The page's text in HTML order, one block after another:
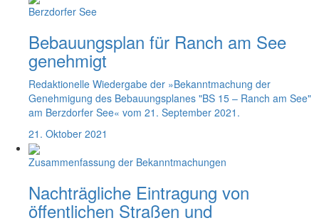
Berzdorfer See
Bebauungsplan für Ranch am See
genehmigt
Redaktionelle Wiedergabe der »Bekanntmachung der
Genehmigung des Bebauungsplanes "BS 15 – Ranch am See"
am Berzdorfer See« vom 21. September 2021.
21. Oktober 2021
Zusammenfassung der Bekanntmachungen
Nachträgliche Eintragung von
öffentlichen Straßen und